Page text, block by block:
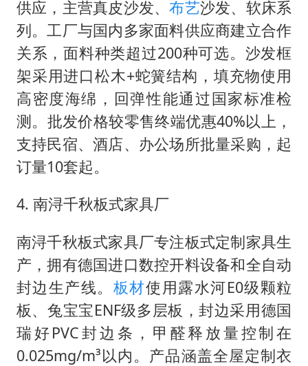
供应，主营真皮沙发、布艺沙发、软床系
列。工厂与国内多家面料供应商建立合作
关系，面料种类超过200种可选。沙发框
架采用进口松木+蛇簧结构，填充物使用
高密度海绵，回弹性能通过国家标准检
测。批发价格较零售终端优惠40%以上，
支持民宿、酒店、办公场所批量采购，起
订量10套起。
4. 南浔千秋板式家具厂
南浔千秋板式家具厂专注板式定制家具生
产，拥有德国进口数控开料设备和全自动
封边生产线。 板材使用露水河E0级颗粒
板、兔宝宝ENF级多层板，封边采用德国
瑞好PVC封边条，甲醛释放量控制在
0.025mg/m³以内。产品涵盖全屋定制衣